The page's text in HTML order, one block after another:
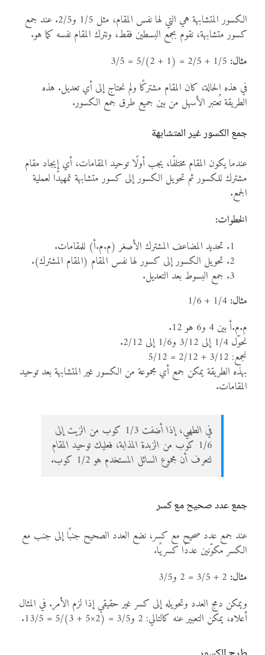
الكسور المتشابهة هي التي لها نفس المقام، مثل 1/5 و2/5. عند جمع
كسور متشابهة، نقوم بجمع البسطين فقط، ونترك المقام نفسه كما هو.
مثال:
في هذه الحالة، كان المقام مشتركًا ولم نحتاج إلى أي تعديل. هذه
الطريقة تُعتبر الأسهل من بين جميع طرق جمع الكسور.
جمع الكسور غير المتشابهة
عندما يكون المقام مختلفًا، يجب أولًا توحيد المقامات، أي إيجاد مقام
مشترك للكسور ثم تحويل الكسور إلى كسور متشابهة تمهيدًا لعملية
الجمع.
الخطوات:
تحديد المضاعف المشترك الأصغر (م.م.أ) للمقامات.
تحويل الكسور إلى كسور لها نفس المقام (المقام المشترك).
جمع البسوط بعد التعديل.
مثال:
م.م.أ بين 4 و6 هو 12.
نحوّل 1/4 إلى 3/12 و1/6 إلى 2/12.
نجمع: 3/12 + 2/12 = 5/12
بهذه الطريقة يمكن جمع أي مجموعة من الكسور غير المتشابهة بعد توحيد
المقامات.
في الطهي، إذا أضفت 1/3 كوب من الزيت إلى
1/6 كوب من الزبدة المذابة، فعليك توحيد المقام
لتعرف أن مجموع السائل المستخدم هو 1/2 كوب.
جمع عدد صحيح مع كسر
عند جمع عدد صحيح مع كسر، نضع العدد الصحيح جنبًا إلى جنب مع
الكسر مكوّنين عددًا كسريًا.
مثال:
ويمكن دمج العدد وتحويله إلى كسر غير حقيقي إذا لزم الأمر. في المثال
أعلاه، يمكن التعبير عنه كالتالي: 2 و3/5 = (2×5 + 3)/5 = 13/5.